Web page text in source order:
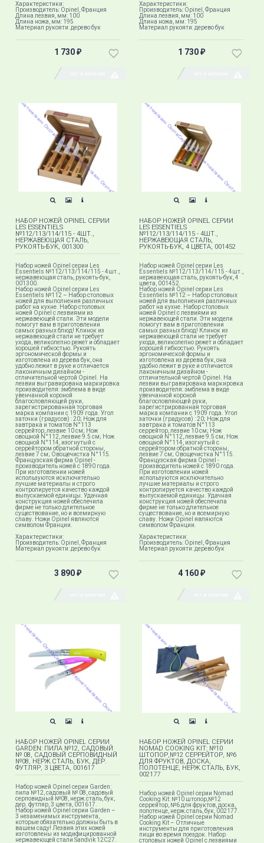
Характеристики:
Производитель: Opinel, Франция
Длина лезвия, мм: 100
Длина ножа, мм: 195
Материал рукояти: дерево бук
1 730 ₽
Характеристики:
Производитель: Opinel, Франция
Длина лезвия, мм: 100
Длина ножа, мм: 195
Материал рукояти: дерево бук
1 730 ₽
НАБОР НОЖЕЙ OPINEL СЕРИИ
LES ESSENTIELS
№112/113/114/115 - 4ШТ.,
НЕРЖАВЕЮЩАЯ СТАЛЬ,
РУКОЯТЬ-БУК, 001300
Набор ножей Opinel серии Les
Essentiels №112/113/114/115 - 4шт.,
нержавеющая сталь, рукоять-бук,
001300.
Набор ножей Opinel серии Les
Essentiels №112 – Набор столовых
ножей для выполнения различных
работ на кухне. Набор столовых
ножей Opinel с лезвиями из
нержавеющей стали. Эти модели
помогут вам в приготовлении
самых разных блюд! Клинок из
нержавеющей стали не требует
ухода, великолепно режет и обладает
хорошей гибкостью. Рукоять
эргономической формы и
изготовлена из дерева бук, она
удобно лежит в руке и отличается
лаконичным дизайном -
отличительной чертой Opinel. На
лезвии выгравирована маркировка
производителя: эмблема в виде
увенчанной короной
благословляющей руки,
зарегистрированная торговая
марка компании с 1909 года. Угол
заточки (градусов) : 20; Нож для
завтрака и томатов N°113
серрейтор, лезвие 10 см; Нож
овощной N°112, лезвие 9.5 см; Нож
овощной N°114, изогнутый с
серрейтором обратной стороны,
лезвие 7 см; Овощечистка N°115.
Французская фирма Opinel -
производитель ножей с 1890 года.
При изготовлении ножей
используются исключительно
лучшие материалы и строго
контролируется качество каждой
выпускаемой единицы. Удачная
конструкция ножей обеспечила
фирме не только длительное
существование, но и всемирную
славу. Ножи Opinel являются
символом Франции.
Характеристики:
Производитель: Opinel, Франция
Материал рукояти: дерево бук
3 890 ₽
НАБОР НОЖЕЙ OPINEL СЕРИИ
LES ESSENTIELS
№112/113/114/115 - 4ШТ.,
НЕРЖАВЕЮЩАЯ СТАЛЬ,
РУКОЯТЬ-БУК, 4 ЦВЕТА, 001452
Набор ножей Opinel серии Les
Essentiels №112/113/114/115 - 4шт.,
нержавеющая сталь, рукоять-бук, 4
цвета, 001452.
Набор ножей Opinel серии Les
Essentiels №112 – Набор столовых
ножей для выполнения различных
работ на кухне. Набор столовых
ножей Opinel с лезвиями из
нержавеющей стали. Эти модели
помогут вам в приготовлении
самых разных блюд! Клинок из
нержавеющей стали не требует
ухода, великолепно режет и обладает
хорошей гибкостью. Рукоять
эргономической формы и
изготовлена из дерева бук, она
удобно лежит в руке и отличается
лаконичным дизайном -
отличительной чертой Opinel. На
лезвии выгравирована маркировка
производителя: эмблема в виде
увенчанной короной
благословляющей руки,
зарегистрированная торговая
марка компании с 1909 года. Угол
заточки (градусов) : 20; Нож для
завтрака и томатов N°113
серрейтор, лезвие 10 см; Нож
овощной N°112, лезвие 9.5 см; Нож
овощной N°114, изогнутый с
серрейтором обратной стороны,
лезвие 7 см; Овощечистка N°115.
Французская фирма Opinel -
производитель ножей с 1890 года.
При изготовлении ножей
используются исключительно
лучшие материалы и строго
контролируется качество каждой
выпускаемой единицы. Удачная
конструкция ножей обеспечила
фирме не только длительное
существование, но и всемирную
славу. Ножи Opinel являются
символом Франции.
Характеристики:
Производитель: Opinel, Франция
Материал рукояти: дерево бук
4 160 ₽
НАБОР НОЖЕЙ OPINEL СЕРИИ
GARDEN: ПИЛА №12, САДОВЫЙ
№ 08, САДОВЫЙ СЕРПОВИДНЫЙ
№08, НЕРЖ.СТАЛЬ, БУК, ДЕР.
ФУТЛЯР, 3 ЦВЕТА, 001617
Набор ножей Opinel серии Garden:
пила №12, садовый № 08, садовый
серповидный №08, нерж.сталь, бук,
дер. футляр, 3 цвета, 001617.
Набор ножей Opinel серии Garden –
3 незаменимых инструмента,
которые обязательно должны быть в
вашем саду! Лезвия этих ножей
изготовлены из модифицированной
нержавеющей стали Sandvik 12C27.
НАБОР НОЖЕЙ OPINEL СЕРИИ
NOMAD COOKING KIT: №10
ШТОПОР,№12 СЕРРЕЙТОР, №6
ДЛЯ ФРУКТОВ, ДОСКА,
ПОЛОТЕНЦЕ, НЕРЖ.СТАЛЬ, БУК,
002177
Набор ножей Opinel серии Nomad
Cooking Kit: №10 штопор,№12
серрейтор, №6 для фруктов, доска,
полотенце, нерж.сталь, бук, 002177.
Набор ножей Opinel серии Nomad
Cooking Kit – Отличные
инструменты для приготовления
пищи во время поездок. Набор
столовых ножей Opinel с лезвиями